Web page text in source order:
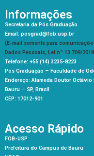
Informações
Secretaria da Pós Graduação
Email: posgrad@fob.usp.br
(E-mail somente para
Dados Pessoais, Lei nº 13.709/
Telefone: +55 (14) 3235-8223
Pós Graduação – Faculdade de
Endereço: Alameda Doutor
Bauru – SP, Brasil
CEP: 17012-901
Acesso Rápido
FOB-USP
Prefeitura do Campus de Bauru